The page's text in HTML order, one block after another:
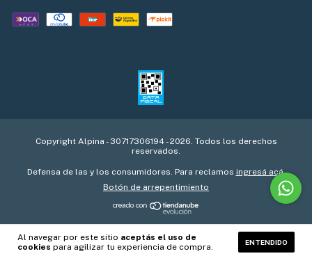
Al navegar por este sitio aceptás el uso de
cookies para agilizar tu experiencia de compra. ENTENDIDO
Copyright Alpina - 30717306194 - 2026. Todos los derechos
reservados.
Defensa de las y los consumidores. Para reclamos ingresá acá.
Botón de arrepentimiento